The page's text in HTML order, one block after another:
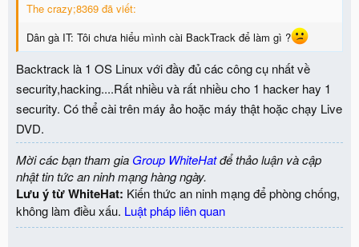
The crazy;8369 đã viết:
Dân gà IT: Tôi chưa hiểu mình cài BackTrack để làm gì ?
Backtrack là 1 OS Linux với đầy đủ các công cụ nhất về
security,hacking....Rất nhiều và rất nhiều cho 1 hacker hay 1
security. Có thể cài trên máy ảo hoặc máy thật hoặc chạy Live
DVD.
Mời các bạn tham gia Group WhiteHatđể thảo luận và cập
nhật tin tức an ninh mạng hàng ngày.
Lưu ý từ WhiteHat: Kiến thức an ninh mạng để phòng chống,
không làm điều xấu. Luật pháp liên quan